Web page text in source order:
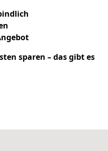
sparen – das gibt es